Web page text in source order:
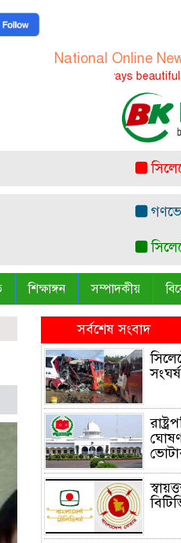
National Online News
Truth is always beautiful
সিলেটে
গণভোট ও
সিলেটে
শিক্ষাঙ্গন সম্পাদকীয়
সর্বশেষ সংবাদ